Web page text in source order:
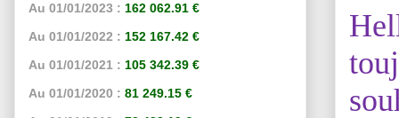
Au 01/01/2023 : 162 062.91 €
Au 01/01/2022 : 152 167.42 €
Au 01/01/2021 : 105 342.39 €
Au 01/01/2020 : 81 249.15 €